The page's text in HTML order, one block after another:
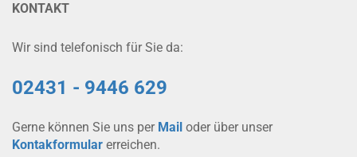
KONTAKT
Wir sind telefonisch für Sie da:
02431 - 9446 629
Gerne können Sie uns per Mail oder über unser
Kontakformular erreichen.